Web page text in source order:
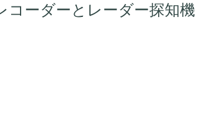
コーダーとレーダー探知機